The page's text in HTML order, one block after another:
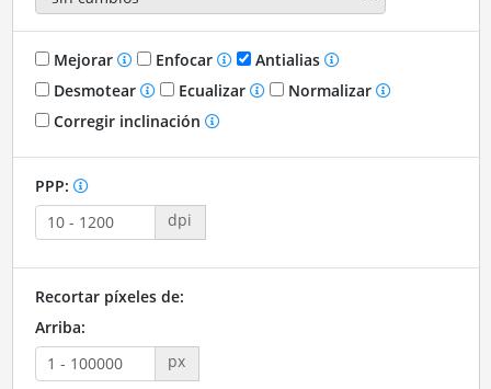
Mejorar Enfocar
Antialias
Desmotear
Ecualizar
Normalizar
Corregir inclinación
PPP:
dpi
Recortar píxeles de:
Arriba:
px